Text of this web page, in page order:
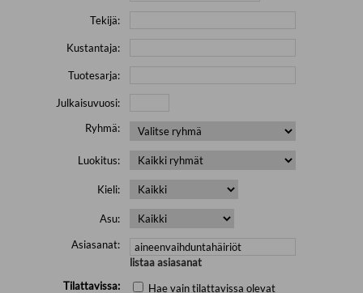
Tekijä:
Kustantaja:
Tuotesarja:
Julkaisuvuosi:
Ryhmä:
Luokitus:
Kieli:
Asu:
Asiasanat:
listaa asiasanat
Tilattavissa:
Hae vain tilattavissa olevat